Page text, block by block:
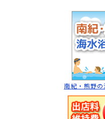
南紀・熊野の